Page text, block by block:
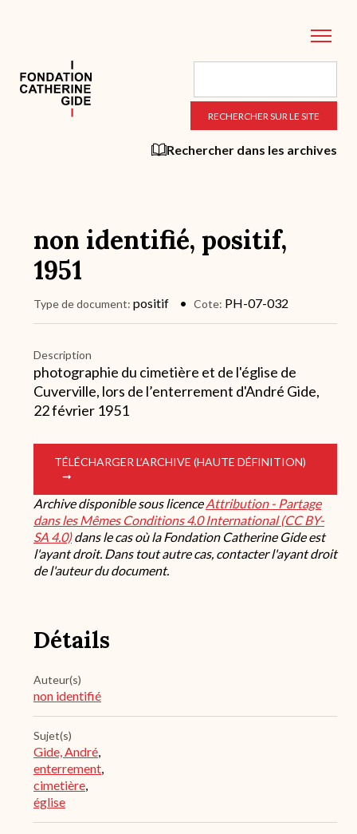
principal
Rechercher dans les archives
non identifié, positif,
1951
Type de document positif Cote PH-07-032
Description
photographie du cimetière et de l'église de
Cuverville, lors de l’enterrement d'André Gide,
22 février 1951
TÉLÉCHARGER L’ARCHIVE (HAUTE DÉFINITION)
Archive disponible sous licenceAttribution - Partage
dans les Mêmes Conditions 4.0 International (CC BY-
SA 4.0)dans le cas où la Fondation Catherine Gide est
l'ayant droit. Dans tout autre cas, contacter l'ayant droit
de l'auteur du document.
Détails
Auteur(s)
non identifié
Sujet(s)
Gide, André,
enterrement,
cimetière,
église